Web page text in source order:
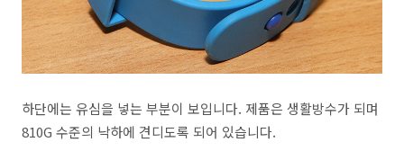
하단에는 유심을 넣는 부분이 보입니다. 제품은 생활방수가 되며
810G 수준의 낙하에 견디도록 되어 있습니다.